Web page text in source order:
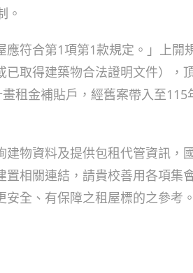
。
符合第1項第1款規定。」上開
取得建築物合法證明文件），
租金補貼戶，經舊案帶入至
物資料及提供包租代管資訊，
相關連結，請貴校善用各項集
全、有保障之租屋標的之參考